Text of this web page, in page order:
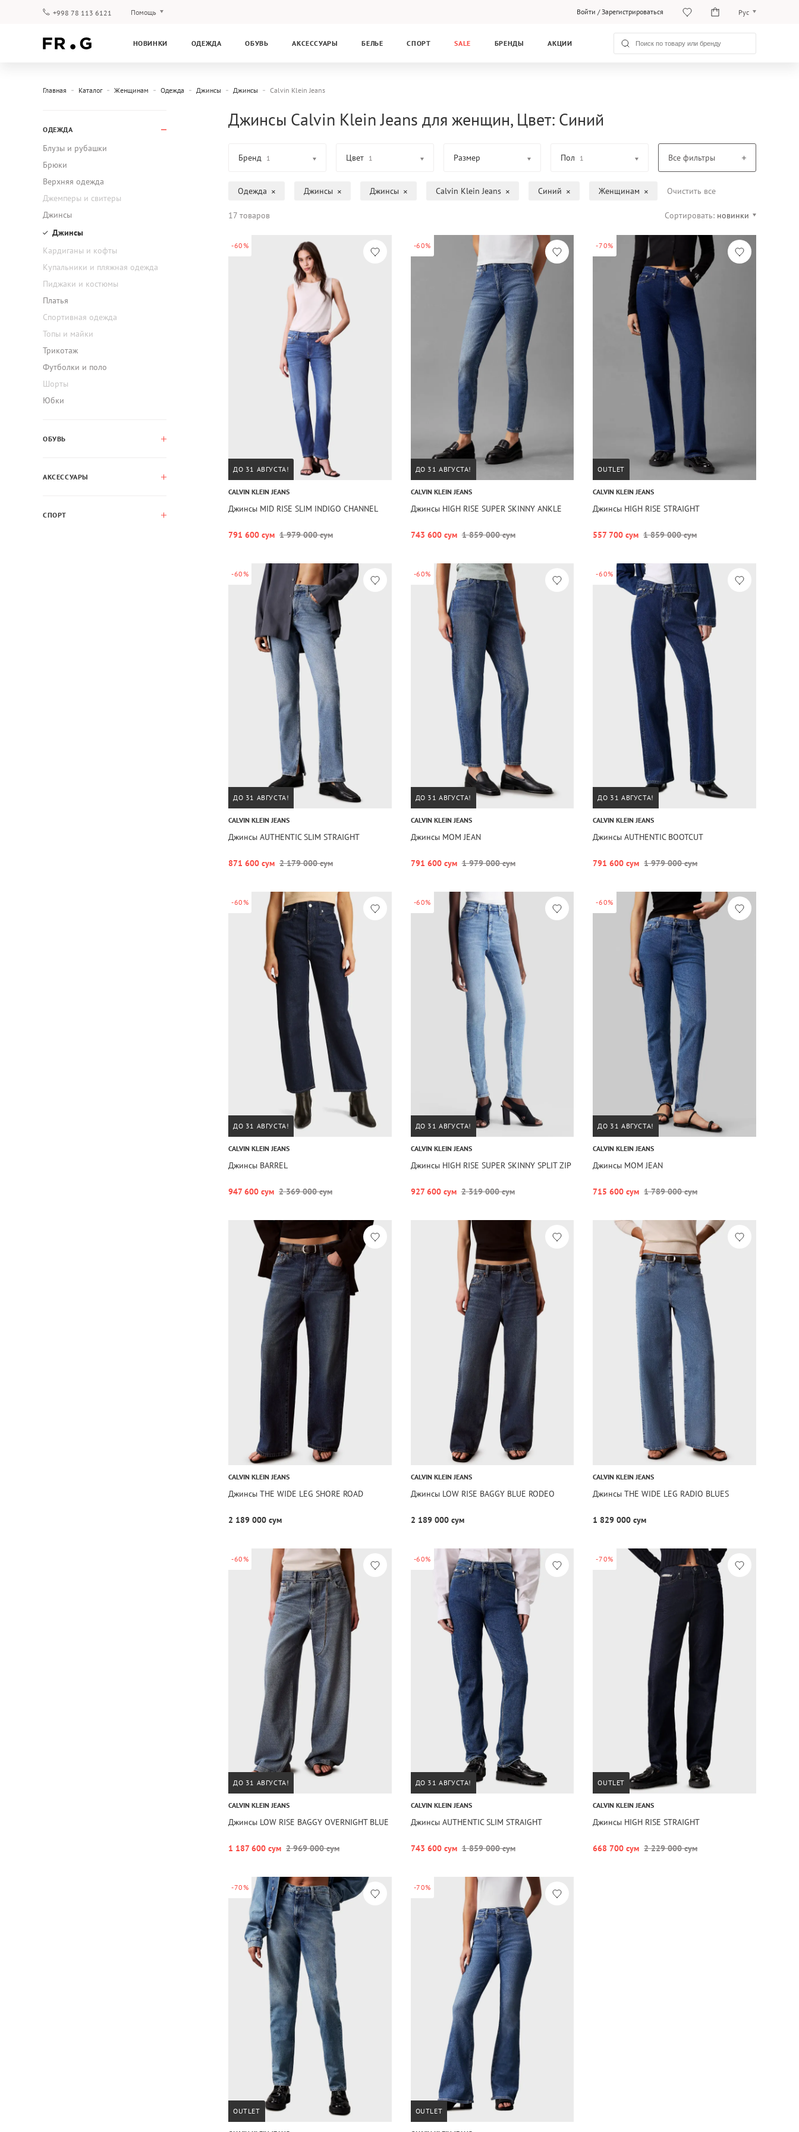
+998 78 113 6121 Помощь Войти /Зарегистрироваться Рус
Рус
НОВИНКИ ОДЕЖДА ОБУВЬ АКСЕССУАРЫ БЕЛЬЕ СПОРТ SALE БРЕНДЫ АКЦИИ
Главная Каталог Женщинам Одежда Джинсы Джинсы Calvin Klein Jeans
ОДЕЖДА
Блузы и рубашки
Брюки
Верхняя одежда
Джемперы и свитеры
Джинсы
Джинсы
Кардиганы и кофты
Купальники и пляжная одежда
Пиджаки и костюмы
Платья
Спортивная одежда
Топы и майки
Трикотаж
Футболки и поло
Шорты
Юбки
ОБУВЬ
АКСЕССУАРЫ
СПОРТ
Джинсы Calvin Klein Jeans для женщин, Цвет: Синий
Бренд 1 Цвет 1 Размер Пол 1 Все фильтры
Одежда Джинсы Джинсы Calvin Klein Jeans Синий Женщинам Очистить все
17 товаров Сортировать: новинки
-60%
ДО 31 АВГУСТА!
CALVIN KLEIN JEANS
Джинсы MID RISE SLIM INDIGO CHANNEL
791 600 сум 1 979 000 сум
-60%
ДО 31 АВГУСТА!
CALVIN KLEIN JEANS
Джинсы HIGH RISE SUPER SKINNY ANKLE
743 600 сум 1 859 000 сум
-70%
OUTLET
CALVIN KLEIN JEANS
Джинсы HIGH RISE STRAIGHT
557 700 сум 1 859 000 сум
-60%
ДО 31 АВГУСТА!
CALVIN KLEIN JEANS
Джинсы AUTHENTIC SLIM STRAIGHT
871 600 сум 2 179 000 сум
-60%
ДО 31 АВГУСТА!
CALVIN KLEIN JEANS
Джинсы MOM JEAN
791 600 сум 1 979 000 сум
-60%
ДО 31 АВГУСТА!
CALVIN KLEIN JEANS
Джинсы AUTHENTIC BOOTCUT
791 600 сум 1 979 000 сум
-60%
ДО 31 АВГУСТА!
CALVIN KLEIN JEANS
Джинсы BARREL
947 600 сум 2 369 000 сум
-60%
ДО 31 АВГУСТА!
CALVIN KLEIN JEANS
Джинсы HIGH RISE SUPER SKINNY SPLIT ZIP
927 600 сум 2 319 000 сум
-60%
ДО 31 АВГУСТА!
CALVIN KLEIN JEANS
Джинсы MOM JEAN
715 600 сум 1 789 000 сум
CALVIN KLEIN JEANS
Джинсы THE WIDE LEG SHORE ROAD
2 189 000 сум
CALVIN KLEIN JEANS
Джинсы LOW RISE BAGGY BLUE RODEO
2 189 000 сум
CALVIN KLEIN JEANS
Джинсы THE WIDE LEG RADIO BLUES
1 829 000 сум
-60%
ДО 31 АВГУСТА!
CALVIN KLEIN JEANS
Джинсы LOW RISE BAGGY OVERNIGHT BLUE
1 187 600 сум 2 969 000 сум
-60%
ДО 31 АВГУСТА!
CALVIN KLEIN JEANS
Джинсы AUTHENTIC SLIM STRAIGHT
743 600 сум 1 859 000 сум
-70%
OUTLET
CALVIN KLEIN JEANS
Джинсы HIGH RISE STRAIGHT
668 700 сум 2 229 000 сум
-70%
OUTLET
-70%
OUTLET